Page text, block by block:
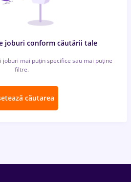
joburi conform căutării tale
mai puțin specifice sau mai puține
filtre.
căutarea